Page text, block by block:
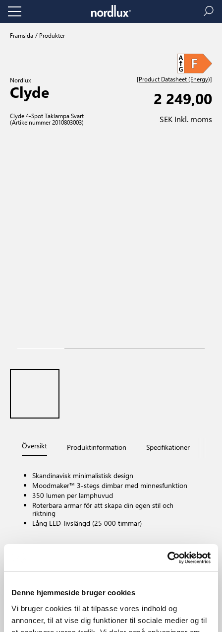
Denne hjemmeside bruger cookies
Vi bruger cookies til at tilpasse vores indhold og
annoncer, til at vise dig funktioner til sociale medier og til
Framsida Produkter
Nordlux
Clyde
Clyde 4-Spot Taklampa Svart
(Artikelnummer 2010803003)
[Product Datasheet (Energy)]
2 249,00
SEK Inkl. moms
Översikt Produktinformation Specifikationer
Skandinavisk minimalistisk design
Moodmaker™ 3-stegs dimbar med minnesfunktion
350 lumen per lamphuvud
Roterbara armar för att skapa din egen stil och
riktning
Lång LED-livslängd (25 000 timmar)
Dimbar?
funktion
Färgtemperatur (K)
2700
Ljusstyrka (lumen)